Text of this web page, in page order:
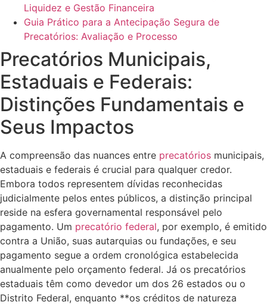
Liquidez e Gestão Financeira
Guia Prático para a Antecipação Segura de
Precatórios: Avaliação e Processo
Precatórios Municipais,
Estaduais e Federais:
Distinções Fundamentais e
Seus Impactos
A compreensão das nuances entre precatórios municipais,
estaduais e federais é crucial para qualquer credor.
Embora todos representem dívidas reconhecidas
judicialmente pelos entes públicos, a distinção principal
reside na esfera governamental responsável pelo
pagamento. Um precatório federal, por exemplo, é emitido
contra a União, suas autarquias ou fundações, e seu
pagamento segue a ordem cronológica estabelecida
anualmente pelo orçamento federal. Já os precatórios
estaduais têm como devedor um dos 26 estados ou o
Distrito Federal, enquanto **os créditos de natureza